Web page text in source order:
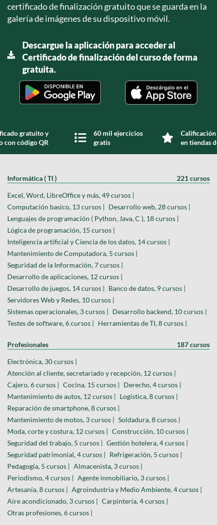
certificado de finalización gratuito que se guarda en la
galería de imágenes de su dispositivo móvil.
Descargue la aplicación para acceder al
Certificado de finalización del curso de forma
gratuita.
gratuito y
con código QR
60 mil ejercicios
gratis
en tiendas
Informática ( TI ) 221 cursos
Excel, Word, LibreOffice y más, 49 cursos |
Computación basico, 13 cursos | Desarrollo web, 28 cursos |
Lenguajes de programación ( Python, Java, C ), 18 cursos |
Lógica de programación, 15 cursos |
Inteligencia artificial y Ciencia de los datos, 14 cursos |
Mantenimiento de Computadora, 5 cursos |
Seguridad de la Información, 7 cursos |
Desarrollo de aplicaciones, 12 cursos |
Desarrollo de juegos, 14 cursos | Banco de datos, 9 cursos |
Servidores Web y Redes, 10 cursos |
Sistemas operacionales, 3 cursos | Desarrollo backend, 10 cursos |
Testes de software, 6 cursos | Herramientas de TI, 8 cursos |
Profesionales 187 cursos
Electrónica, 30 cursos |
Atención al cliente, secretariado y recepción, 12 cursos |
Cajero, 6 cursos | Cocina, 15 cursos | Derecho, 4 cursos |
Mantenimiento de autos, 12 cursos | Logística, 8 cursos |
Reparación de smartphone, 8 cursos |
Mantenimiento de motos, 3 cursos | Soldadura, 8 cursos |
Moda, corte y costura, 12 cursos | Construcción, 10 cursos |
Seguridad del trabajo, 5 cursos | Gestión hotelera, 4 cursos |
Seguridad patrimonial, 4 cursos | Refrigeración, 5 cursos |
Pedagogía, 5 cursos | Almacenista, 3 cursos |
Periodismo, 4 cursos | Agente inmobiliario, 3 cursos |
Artesanía, 8 cursos | Agroindustria y Medio Ambiente, 4 cursos |
Aire acondicionado, 3 cursos | Carpintería, 4 cursos |
Otras profesiones, 6 cursos |